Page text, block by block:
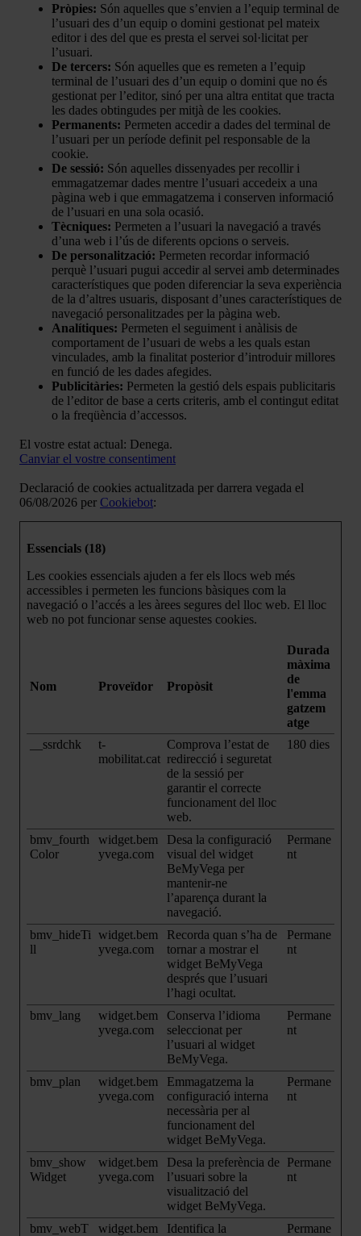
Pròpies: Són aquelles que s’envien a l’equip terminal de
l’usuari des d’un equip o domini gestionat pel mateix
editor i des del que es presta el servei sol·licitat per
l’usuari.
De tercers: Són aquelles que es remeten a l’equip
terminal de l’usuari des d’un equip o domini que no és
gestionat per l’editor, sinó per una altra entitat que tracta
les dades obtingudes per mitjà de les cookies.
Permanents: Permeten accedir a dades del terminal de
l’usuari per un període definit pel responsable de la
cookie.
De sessió: Són aquelles dissenyades per recollir i
emmagatzemar dades mentre l’usuari accedeix a una
pàgina web i que emmagatzema i conserven informació
de l’usuari en una sola ocasió.
Tècniques: Permeten a l’usuari la navegació a través
d’una web i l’ús de diferents opcions o serveis.
De personalització: Permeten recordar informació
perquè l’usuari pugui accedir al servei amb determinades
característiques que poden diferenciar la seva experiència
de la d’altres usuaris, disposant d’unes característiques de
navegació personalitzades per la pàgina web.
Analítiques: Permeten el seguiment i anàlisis de
comportament de l’usuari de webs a les quals estan
vinculades, amb la finalitat posterior d’introduir millores
en funció de les dades afegides.
Publicitàries: Permeten la gestió dels espais publicitaris
de l’editor de base a certs criteris, amb el contingut editat
o la freqüència d’accessos.
El vostre estat actual: Denega.
Canviar el vostre consentiment
Declaració de cookies actualitzada per darrera vegada el
06/08/2026 per Cookiebot:
Essencials (18)
Les cookies essencials ajuden a fer els llocs web més
accessibles i permeten les funcions bàsiques com la
navegació o l’accés a les àrees segures del lloc web. El lloc
web no pot funcionar sense aquestes cookies.
Nom Proveïdor Propòsit
Durada
màxima
de
l'emma
gatzem
atge
__ssrdchk
t-
mobilitat.cat
Comprova l’estat de
redirecció i seguretat
de la sessió per
garantir el correcte
funcionament del lloc
web.
180 dies
bmv_fourth
Color
widget.bem
yvega.com
Desa la configuració
visual del widget
BeMyVega per
mantenir-ne
l’aparença durant la
navegació.
Permane
nt
bmv_hideTi
ll
widget.bem
yvega.com
Recorda quan s’ha de
tornar a mostrar el
widget BeMyVega
després que l’usuari
l’hagi ocultat.
Permane
nt
bmv_lang
widget.bem
yvega.com
Conserva l’idioma
seleccionat per
l’usuari al widget
BeMyVega.
Permane
nt
bmv_plan
widget.bem
yvega.com
Emmagatzema la
configuració interna
necessària per al
funcionament del
widget BeMyVega.
Permane
nt
bmv_show
Widget
widget.bem
yvega.com
Desa la preferència de
l’usuari sobre la
visualització del
widget BeMyVega.
Permane
nt
bmv_webT
widget.bem
Identifica la
Permane